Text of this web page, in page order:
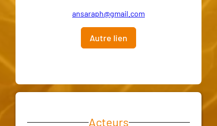
ansaraph@gmail.com
Autre lien
Acteurs